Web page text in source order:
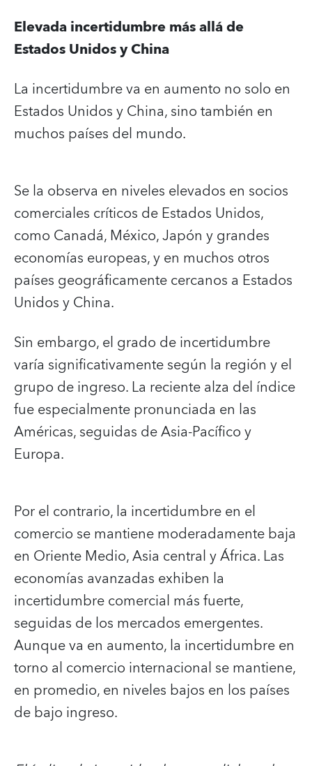
Elevada incertidumbre más allá de
Estados Unidos y China
La incertidumbre va en aumento no solo en
Estados Unidos y China, sino también en
muchos países del mundo.
Se la observa en niveles elevados en socios
comerciales críticos de Estados Unidos,
como Canadá, México, Japón y grandes
economías europeas, y en muchos otros
países geográficamente cercanos a Estados
Unidos y China.
Sin embargo, el grado de incertidumbre
varía significativamente según la región y el
grupo de ingreso. La reciente alza del índice
fue especialmente pronunciada en las
Américas, seguidas de Asia-Pacífico y
Europa.
Por el contrario, la incertidumbre en el
comercio se mantiene moderadamente baja
en Oriente Medio, Asia central y África. Las
economías avanzadas exhiben la
incertidumbre comercial más fuerte,
seguidas de los mercados emergentes.
Aunque va en aumento, la incertidumbre en
torno al comercio internacional se mantiene,
en promedio, en niveles bajos en los países
de bajo ingreso.